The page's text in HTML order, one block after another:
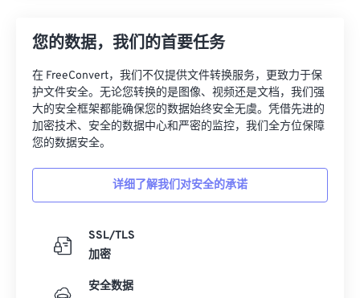
您的数据，我们的首要任务
在 FreeConvert，我们不仅提供文件转换服务，更致力于保
护文件安全。无论您转换的是图像、视频还是文档，我们强
大的安全框架都能确保您的数据始终安全无虞。凭借先进的
加密技术、安全的数据中心和严密的监控，我们全方位保障
您的数据安全。
详细了解我们对安全的承诺
SSL/TLS
加密
安全数据